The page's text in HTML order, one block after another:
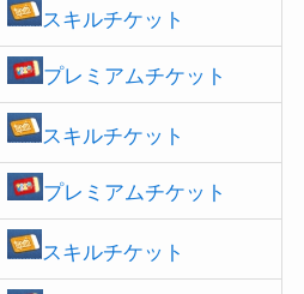
スキルチケット
プレミアムチケット
スキルチケット
プレミアムチケット
スキルチケット